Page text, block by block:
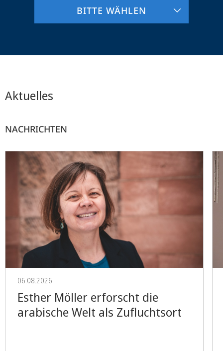
BITTE WÄHLEN
Aktuelles
NACHRICHTEN
06.08.2026
Esther Möller erforscht die
arabische Welt als Zufluchtsort